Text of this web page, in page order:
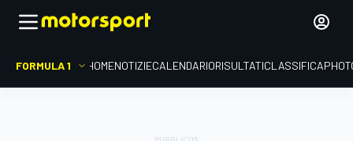
FORMULA 1 HOMENOTIZIECALENDARIORISULTATICLASSIFICA